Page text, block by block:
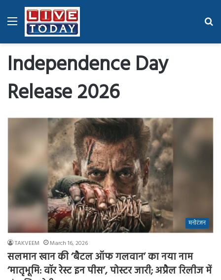
Menu
Independence Day
Release 2026
मनोरंजन
TAKVEEM March 16, 2026
सलमान खान की ‘बैटल ऑफ गलवान’ का नया नाम
‘मातृभूमि: वॉर रेस्ट इन पीस’, पोस्टर जारी; अप्रैल रिलीज में